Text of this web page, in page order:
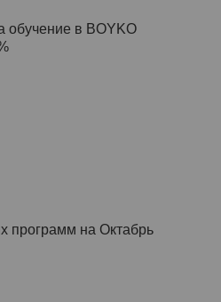
обучение в BOYKO